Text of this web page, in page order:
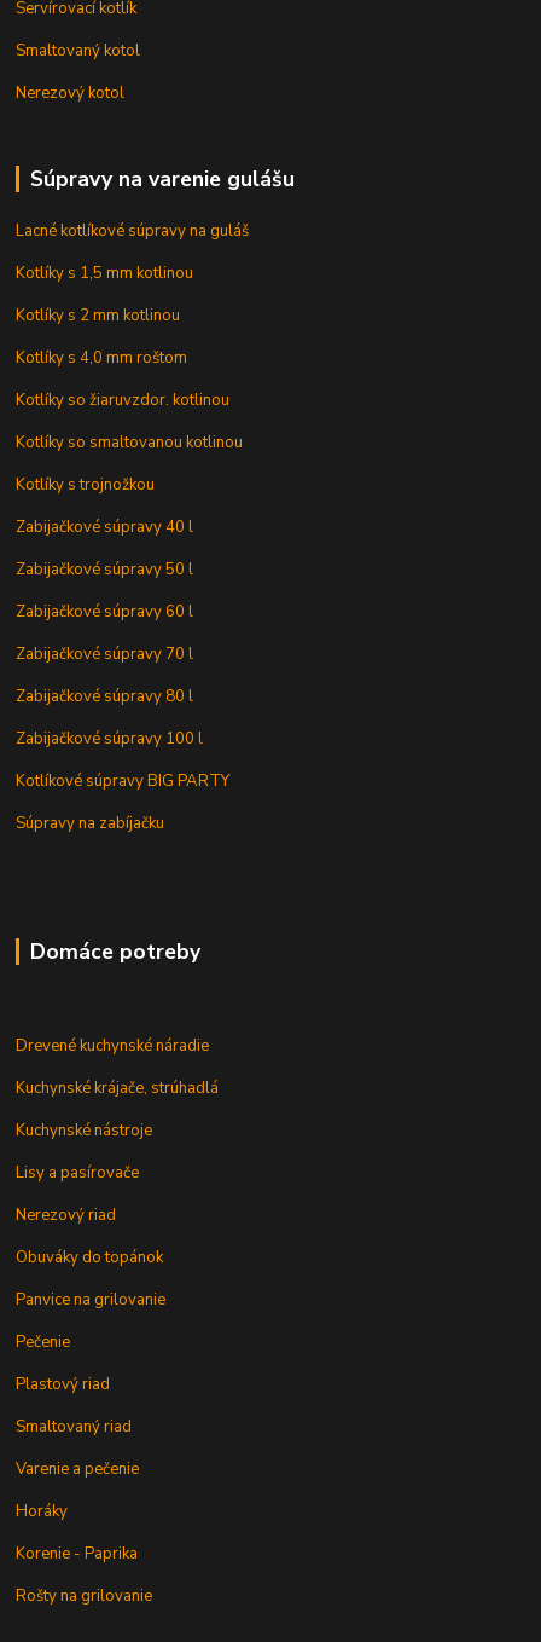
Servírovací kotlík
Smaltovaný kotol
Nerezový kotol
Súpravy na varenie gulášu
Lacné kotlíkové súpravy na guláš
Kotlíky s 1,5 mm kotlinou
Kotlíky s 2 mm kotlinou
Kotlíky s 4,0 mm roštom
Kotlíky so žiaruvzdor. kotlinou
Kotlíky so smaltovanou kotlinou
Kotlíky s trojnožkou
Zabijačkové súpravy 40 l
Zabijačkové súpravy 50 l
Zabijačkové súpravy 60 l
Zabijačkové súpravy 70 l
Zabijačkové súpravy 80 l
Zabijačkové súpravy 100 l
Kotlíkové súpravy BIG PARTY
Súpravy na zabíjačku
Domáce potreby
Drevené kuchynské náradie
Kuchynské krájače, strúhadlá
Kuchynské nástroje
Lisy a pasírovače
Nerezový riad
Obuváky do topánok
Panvice na grilovanie
Pečenie
Plastový riad
Smaltovaný riad
Varenie a pečenie
Horáky
Korenie - Paprika
Rošty na grilovanie